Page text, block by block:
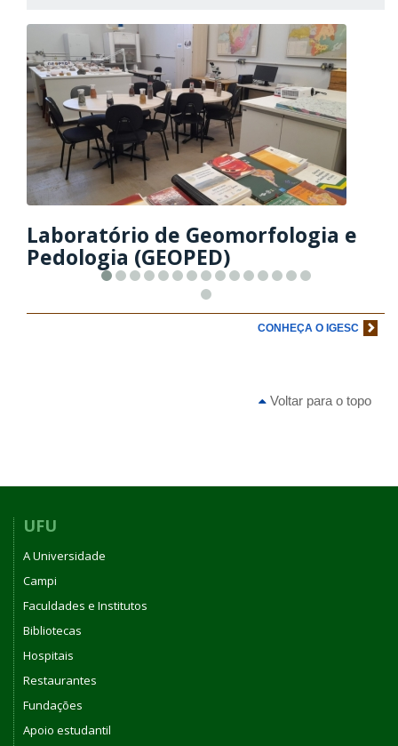
Laboratório de Geomorfologia e
Pedologia (GEOPED)
CONHEÇA O IGESC
Voltar para o topo
UFU
A Universidade
Campi
Faculdades e Institutos
Bibliotecas
Hospitais
Restaurantes
Fundações
Apoio estudantil